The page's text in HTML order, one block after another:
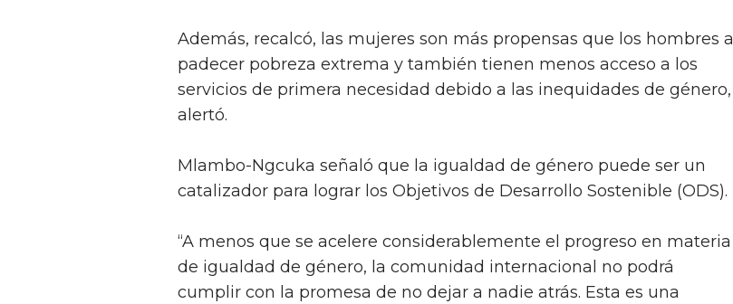
Además, recalcó, las mujeres son más propensas que los hombres a
padecer pobreza extrema y también tienen menos acceso a los
servicios de primera necesidad debido a las inequidades de género,
alertó.
Mlambo-Ngcuka señaló que la igualdad de género puede ser un
catalizador para lograr los Objetivos de Desarrollo Sostenible (ODS).
“A menos que se acelere considerablemente el progreso en materia
de igualdad de género, la comunidad internacional no podrá
cumplir con la promesa de no dejar a nadie atrás. Esta es una